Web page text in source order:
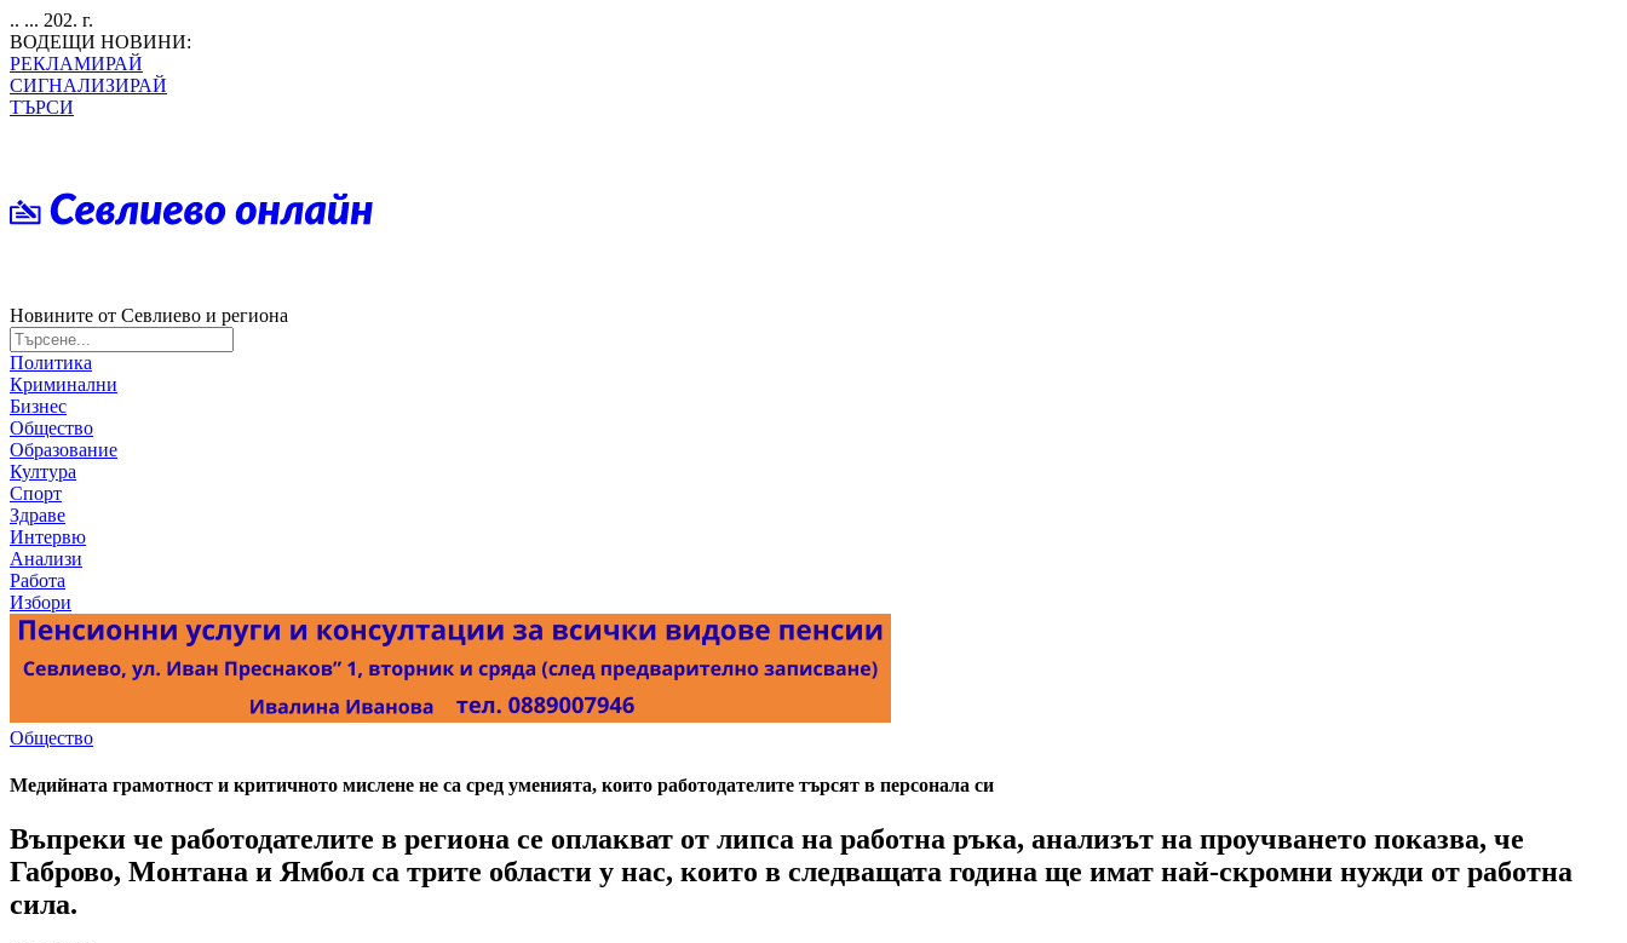
.. ... 202. г.
ВОДЕЩИ НОВИНИ:
РЕКЛАМИРАЙ
СИГНАЛИЗИРАЙ
ТЪРСИ
Новините от Севлиево и региона
Политика
Криминални
Бизнес
Общество
Образование
Култура
Спорт
Здраве
Интервю
Анализи
Работа
Избори
Общество
Медийната грамотност и критичното мислене не са сред уменията, които работодателите търсят в персонала си
Въпреки че работодателите в региона се оплакват от липса на работна ръка, анализът на проучването показва, че
Габрово, Монтана и Ямбол са трите области у нас, които в следващата година ще имат най-скромни нужди от работна
сила.